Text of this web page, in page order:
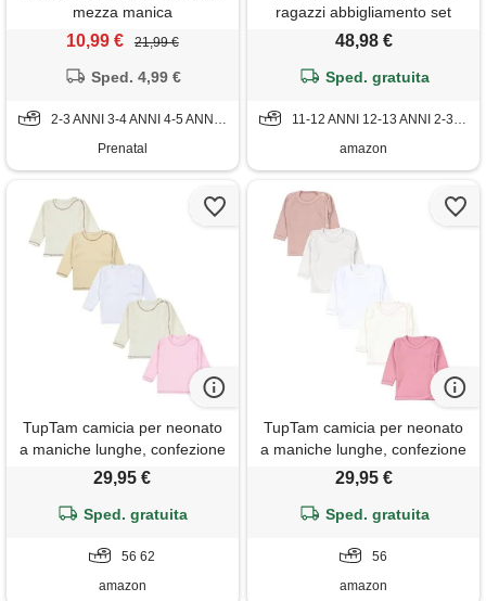
mezza manica
10,99 € 21,99 €
Sped. 4,99 €
2-3 ANNI 3-4 ANNI 4-5 ANNI 5-6 ANNI 6-7 ANNI 7-8 ANNI 9-10 ANNI
Prenatal
ragazzi abbigliamento set
camicia + papillon + gilet +
nozze smoking cerimonia, blu
48,98 €
Sped. gratuita
11-12 ANNI 12-13 ANNI 2-3 ANNI 3-4 ANNI 4-5 ANNI 7-8 ANNI 9-10 ANNI
amazon
TupTam camicia per neonato
a maniche lunghe, confezione
da 5, ragazza 2, 62
29,95 €
Sped. gratuita
56 62
amazon
TupTam camicia per neonato
a maniche lunghe, confezione
da 5, bianco ecri grigio chiaro
29,95 €
Sped. gratuita
56
amazon